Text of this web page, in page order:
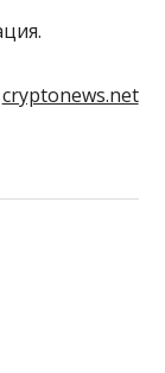
cryptonews.net